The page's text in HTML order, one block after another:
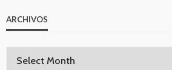
ARCHIVOS